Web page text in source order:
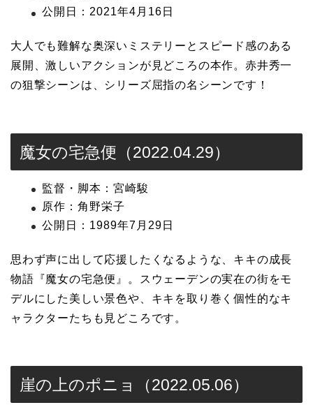
公開日：2021年4月16日
大人でも難解な奥深いミステリーとスピード感のある
展開、激しいアクションが見どころの本作。赤井秀一
の狙撃シーンは、シリーズ屈指の名シーンです！
魔女の宅急便（2022.04.29）
監督・脚本：宮崎駿
原作：角野栄子
公開日：1989年7月29日
思わず声に出して応援したくなるような、キキの成長
物語『魔女の宅急便』。スウェーデンの実在の街をモ
デルにした美しい景色や、キキを取り巻く個性的なキ
ャラクターたちも見どころです。
崖の上のポニョ（2022.05.06）